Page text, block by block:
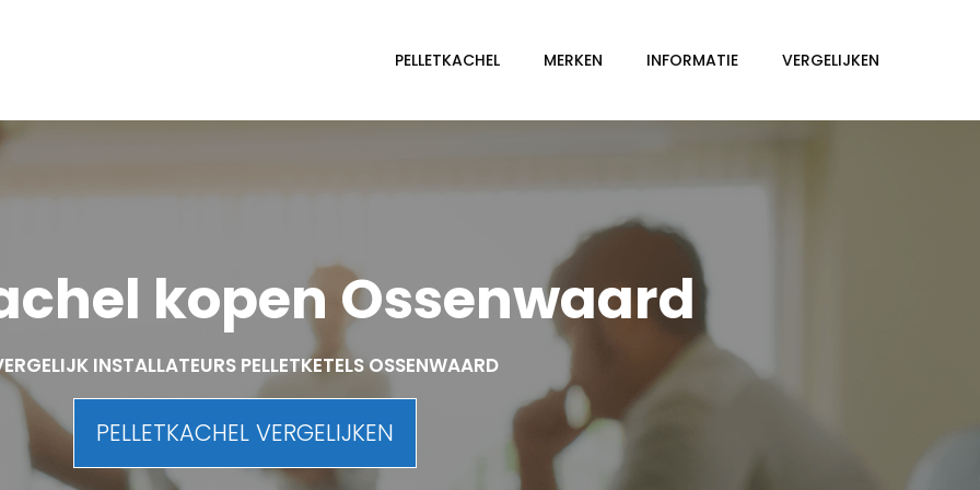
PELLETKACHEL MERKEN INFORMATIE VERGELIJKEN
kopen Ossenwaard
INSTALLATEURS PELLETKETELS OSSENWAARD
PELLETKACHEL VERGELIJKEN